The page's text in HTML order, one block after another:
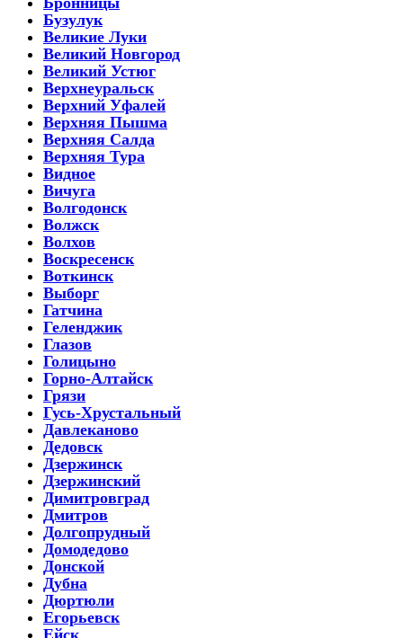
Бузулук
Великие Луки
Великий Новгород
Великий Устюг
Верхнеуральск
Верхний Уфалей
Верхняя Пышма
Верхняя Салда
Верхняя Тура
Видное
Вичуга
Волгодонск
Волжск
Волхов
Воскресенск
Воткинск
Выборг
Гатчина
Геленджик
Глазов
Голицыно
Горно-Алтайск
Грязи
Гусь-Хрустальный
Давлеканово
Дедовск
Дзержинск
Дзержинский
Димитровград
Дмитров
Долгопрудный
Домодедово
Донской
Дубна
Дюртюли
Егорьевск
Ейск